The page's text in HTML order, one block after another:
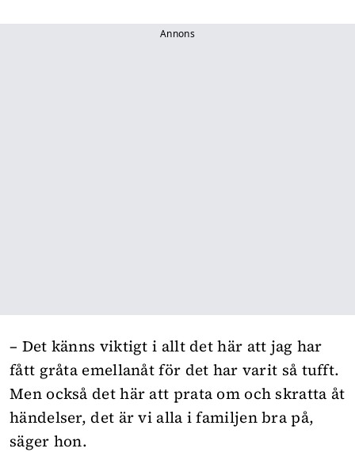
Annons
– Det känns viktigt i allt det här att jag har
fått gråta emellanåt för det har varit så tufft.
Men också det här att prata om och skratta åt
händelser, det är vi alla i familjen bra på,
säger hon.